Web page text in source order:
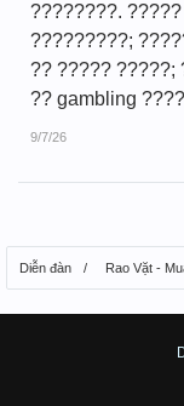
????????.
?????????;
?? ????? ?????;
?? gambling
9/7/26
Diễn đàn Rao Vặt -